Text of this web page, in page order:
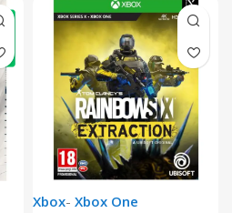
Xbox- Xbox One